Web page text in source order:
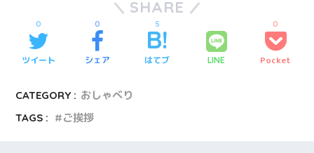
SHARE
ツイート
0
シェア
0
はてブ
5
LINE Pocket
0
CATEGORY : おしゃべり
TAGS :
ご挨拶